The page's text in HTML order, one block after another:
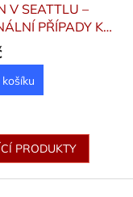
V SEATTLU –
PŘÍPADY K
Jörg
košíku
PRODUKTY